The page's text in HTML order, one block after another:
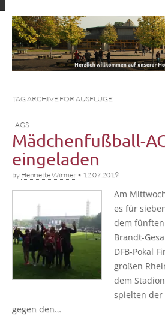
TAG ARCHIVE FOR AUSFLÜGE
AGS
Mädchenfußball-
eingeladen
by Henriette Wirmer • 12.07.2019
Am
es für
dem fünf­ten
Brandt-
DFB-Pokal
gro­ßen
dem
spiel­ten der
gegen den…